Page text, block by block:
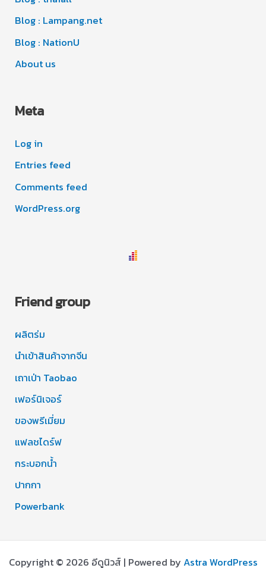
s
Blog : Lampang.net
Blog : NationU
About us
Meta
Log in
Entries feed
Comments feed
WordPress.org
Friend group
ผลิตร่ม
นำเข้าสินค้าจากจีน
เถาเป่า Taobao
เฟอร์นิเจอร์
ของพรีเมี่ยม
แฟลชไดร์ฟ
กระบอกน้ำ
ปากกา
Powerbank
Copyright © 2026 อีดูนิวส์ | Powered by Astra WordPress